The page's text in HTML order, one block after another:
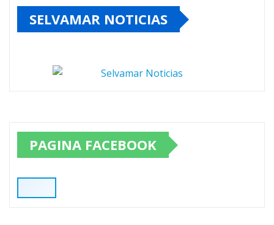
SELVAMAR NOTICIAS
PAGINA FACEBOOK